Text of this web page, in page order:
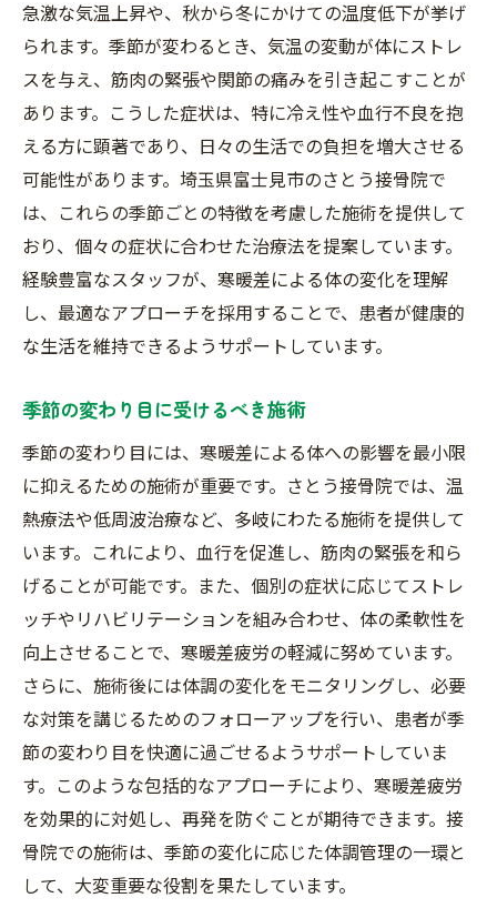
急激な気温上昇や、秋から冬にかけての温度低下が挙げ
られます。季節が変わるとき、気温の変動が体にストレ
スを与え、筋肉の緊張や関節の痛みを引き起こすことが
あります。こうした症状は、特に冷え性や血行不良を抱
える方に顕著であり、日々の生活での負担を増大させる
可能性があります。埼玉県富士見市のさとう接骨院で
は、これらの季節ごとの特徴を考慮した施術を提供して
おり、個々の症状に合わせた治療法を提案しています。
経験豊富なスタッフが、寒暖差による体の変化を理解
し、最適なアプローチを採用することで、患者が健康的
な生活を維持できるようサポートしています。
季節の変わり目に受けるべき施術
季節の変わり目には、寒暖差による体への影響を最小限
に抑えるための施術が重要です。さとう接骨院では、温
熱療法や低周波治療など、多岐にわたる施術を提供して
います。これにより、血行を促進し、筋肉の緊張を和ら
げることが可能です。また、個別の症状に応じてストレ
ッチやリハビリテーションを組み合わせ、体の柔軟性を
向上させることで、寒暖差疲労の軽減に努めています。
さらに、施術後には体調の変化をモニタリングし、必要
な対策を講じるためのフォローアップを行い、患者が季
節の変わり目を快適に過ごせるようサポートしていま
す。このような包括的なアプローチにより、寒暖差疲労
を効果的に対処し、再発を防ぐことが期待できます。接
骨院での施術は、季節の変化に応じた体調管理の一環と
して、大変重要な役割を果たしています。